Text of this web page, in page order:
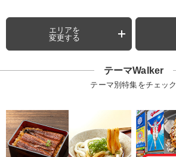
エリアを
変更する
テーマWalker
テーマ別特集をチェック